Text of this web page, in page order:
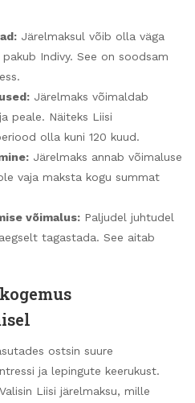
Järelmaksul võib olla väga
Indivy. See on soodsam
Järelmaks võimaldab
peale. Näiteks Liisi
olla kuni 120 kuud.
Järelmaks annab võimaluse
vaja maksta kogu summat
võimalus: Paljudel juhtudel
tagastada. See aitab
ostsin suure
ja lepingute keerukust.
Liisi järelmaksu, mille